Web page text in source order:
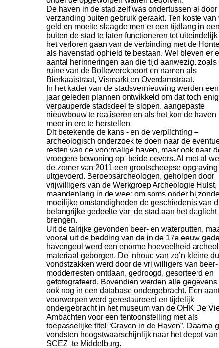
De haven in de stad zelf was ondertussen al door
verzanding buiten gebruik geraakt. Ten koste van
geld en moeite slaagde men er een tijdlang in
buiten de stad te laten functioneren tot
het verloren gaan van de verbinding met de
als havenstad ophield te bestaan. Wel bleven er
aantal herinneringen aan die tijd aanwezig, zoals
ruine van de Bollewerckpoort en namen als
Bierkaaistraat, Vismarkt en Overdamstraat.
In het kader van de stadsvernieuwing werden
jaar geleden plannen ontwikkeld om dat toch
verpauperde stadsdeel te slopen, aangepaste
nieuwbouw te realiseren en als het kon de haven
meer in ere te herstellen.
Dit betekende de kans - en de verplichting –
archeologisch onderzoek te doen naar de
resten van de voormalige haven, maar ook naar
vroegere bewoning op beide oevers. Al met al
de zomer van 2011 een grootscheepse opgraving
uitgevoerd. Beroepsarcheologen, geholpen door
vrijwilligers van de Werkgroep Archeologie Hulst,
maandenlang in de weer om soms onder
moeilijke omstandigheden de geschiedenis van
belangrijke gedeelte van de stad aan het daglicht
brengen.
Uit de talrijke gevonden beer- en waterputten,
vooral uit de bedding van de in de 17e eeuw
havengeul werd een enorme hoeveelheid
materiaal geborgen. De inhoud van zo’n kleine
vondstzakken werd door de vrijwilligers van beer-
modderresten ontdaan, gedroogd, gesorteerd en
gefotografeerd. Bovendien werden alle gegevens
ook nog in een database ondergebracht. Een
voorwerpen werd gerestaureerd en tijdelijk
ondergebracht in het museum van de OHK De
Ambachten voor een tentoonstelling met als
toepasselijke titel “Graven in de Haven”. Daarna
vondsten hoogstwaarschijnlijk naar het depot van
SCEZ te Middelburg.